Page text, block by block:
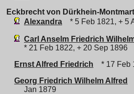
Eckbrecht von Dürkhein-
Alexandra
* 5 Feb 1821, + 5
Carl Anselm Friedrich
* 21 Feb 1822, + 20 Sep 1896
Ernst Alfred Friedrich
* 17 Feb
Georg Friedrich Wilhelm Alfred
Jan 1879